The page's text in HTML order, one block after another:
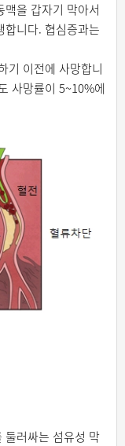
을 갑자기 막아서
합니다. 협심증과는
기 이전에 사망합니
사망률이 5~10%에
둘러싸는 섬유성 막